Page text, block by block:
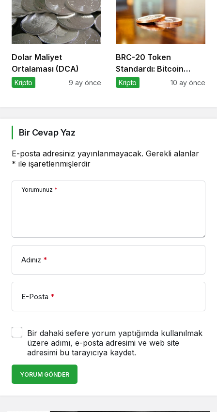
Dolar Maliyet
Ortalaması (DCA)
Kripto 9 ay önce
BRC-20 Token
Standardı: Bitcoin
Üzerindeki Deneysel
Kripto 10 ay önce
Bir Cevap Yaz
E-posta adresiniz yayınlanmayacak. Gerekli alanlar
* ile işaretlenmişlerdir
Yorumunuz *
Adınız *
E-Posta *
Bir dahaki sefere yorum yaptığımda kullanılmak
üzere adımı, e-posta adresimi ve web site
adresimi bu tarayıcıya kaydet.
YORUM GÖNDER